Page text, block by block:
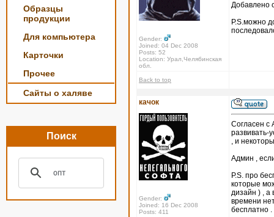
Образцы
продукции
Для компьютера
Карточки
Прочее
Сайты о халяве
Поиск
Gender:
Joined: 04 Dec 2008
Posts: 52
Location: Урал,Челябинская
обл.
Добавлено
P.S.можно
Back to top
качок
Gender:
Joined: 16 Dec 2008
Posts: 411
Согласен с
развивать-
, и
Админ ,
P.S. про
которые
дизайн ) , а
времени
бесплатно